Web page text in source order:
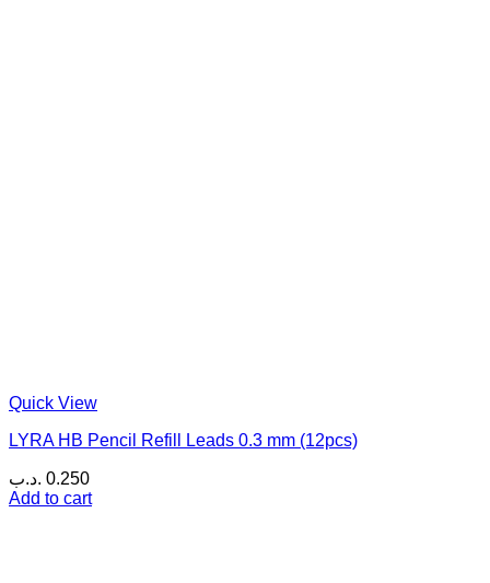
Quick View
LYRA HB Pencil Refill Leads 0.3 mm (12pcs)
0.250 .د.ب
Add to cart